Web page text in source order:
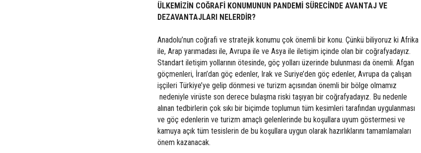
ÜLKEMİZİN COĞRAFİ KONUMUNUN PANDEMİ SÜRECİNDE AVANTAJ VE
DEZAVANTAJLARI NELERDİR?
Anadolu’nun coğrafi ve stratejik konumu çok önemli bir konu. Çünkü biliyoruz ki Afrika
ile, Arap yarımadası ile, Avrupa ile ve Asya ile iletişim içinde olan bir coğrafyadayız.
Standart iletişim yollarının ötesinde, göç yolları üzerinde bulunması da önemli. Afgan
göçmenleri, İran’dan göç edenler, Irak ve Suriye’den göç edenler, Avrupa da çalışan
işçileri Türkiye’ye gelip dönmesi ve turizm açısından önemli bir bölge olmamız
nedeniyle virüste son derece bulaşma riski taşıyan bir coğrafyadayız. Bu nedenle
alınan tedbirlerin çok sıkı bir biçimde toplumun tüm kesimleri tarafından uygulanması
ve göç edenlerin ve turizm amaçlı gelenlerinde bu koşullara uyum göstermesi ve
kamuya açık tüm tesislerin de bu koşullara uygun olarak hazırlıklarını tamamlamaları
önem kazanacak.